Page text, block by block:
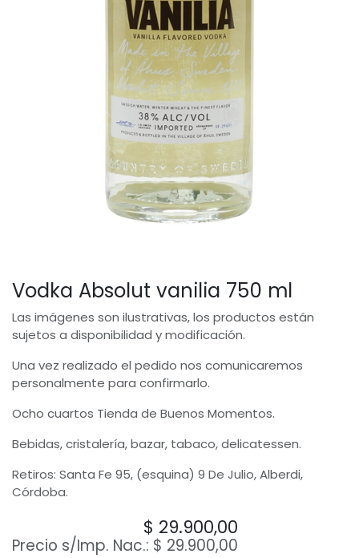
Vodka Absolut vanilia 750 ml
Las imágenes son ilustrativas, los productos están
sujetos a disponibilidad y modificación.
Una vez realizado el pedido nos comunicaremos
personalmente para confirmarlo.
Ocho cuartos Tienda de Buenos Momentos.
Bebidas, cristalería, bazar, tabaco, delicatessen.
Retiros: Santa Fe 95, (esquina) 9 De Julio, Alberdi,
Córdoba.
$ 29.900,00
Precio s/Imp. Nac.: $ 29.900,00